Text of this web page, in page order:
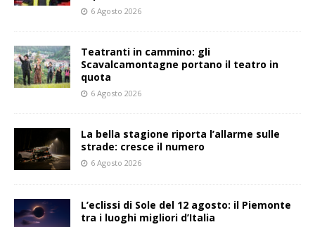
6 Agosto 2026
Teatranti in cammino: gli
Scavalcamontagne portano il teatro in
quota
6 Agosto 2026
La bella stagione riporta l’allarme sulle
strade: cresce il numero
6 Agosto 2026
L’eclissi di Sole del 12 agosto: il Piemonte
tra i luoghi migliori d’Italia